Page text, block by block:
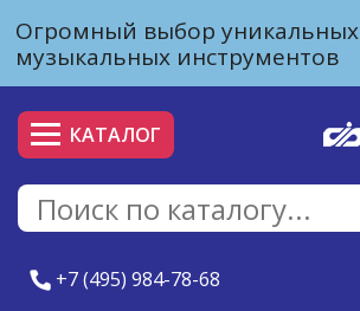
Огромный выбор уникальных
музыкальных инструментов
КАТАЛОГ
+7 (495) 984-78-68